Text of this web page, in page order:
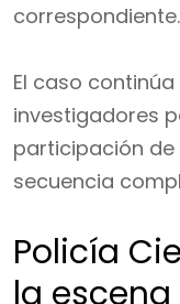
correspondiente.
El caso
investigadores
participación
secuencia
Policía
la escena